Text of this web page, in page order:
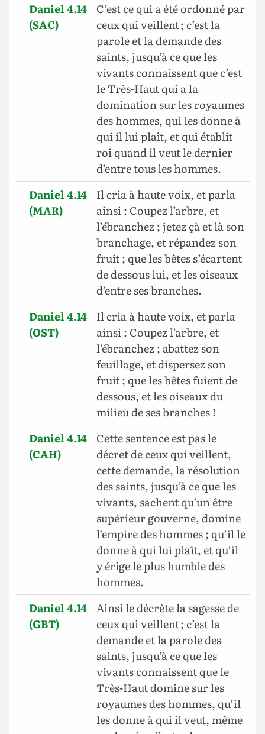
Daniel 4.14
(SAC)
C’est ce qui a été ordonné par
ceux qui veillent ; c’est la
parole et la demande des
saints, jusqu’à ce que les
vivants connaissent que c’est
le Très-Haut qui a la
domination sur les royaumes
des hommes, qui les donne à
qui il lui plaît, et qui établit
roi quand il veut le dernier
d’entre tous les hommes.
Daniel 4.14
(MAR)
Il cria à haute voix, et parla
ainsi : Coupez l’arbre, et
l’ébranchez ; jetez çà et là son
branchage, et répandez son
fruit ; que les bêtes s’écartent
de dessous lui, et les oiseaux
d’entre ses branches.
Daniel 4.14
(OST)
Il cria à haute voix, et parla
ainsi : Coupez l’arbre, et
l’ébranchez ; abattez son
feuillage, et dispersez son
fruit ; que les bêtes fuient de
dessous, et les oiseaux du
milieu de ses branches !
Daniel 4.14
(CAH)
Cette sentence est pas le
décret de ceux qui veillent,
cette demande, la résolution
des saints, jusqu’à ce que les
vivants, sachent qu’un être
supérieur gouverne, domine
l’empire des hommes ; qu’il le
donne à qui lui plaît, et qu’il
y érige le plus humble des
hommes.
Daniel 4.14
(GBT)
Ainsi le décrète la sagesse de
ceux qui veillent ; c’est la
demande et la parole des
saints, jusqu’à ce que les
vivants connaissent que le
Très-Haut domine sur les
royaumes des hommes, qu’il
les donne à qui il veut, même